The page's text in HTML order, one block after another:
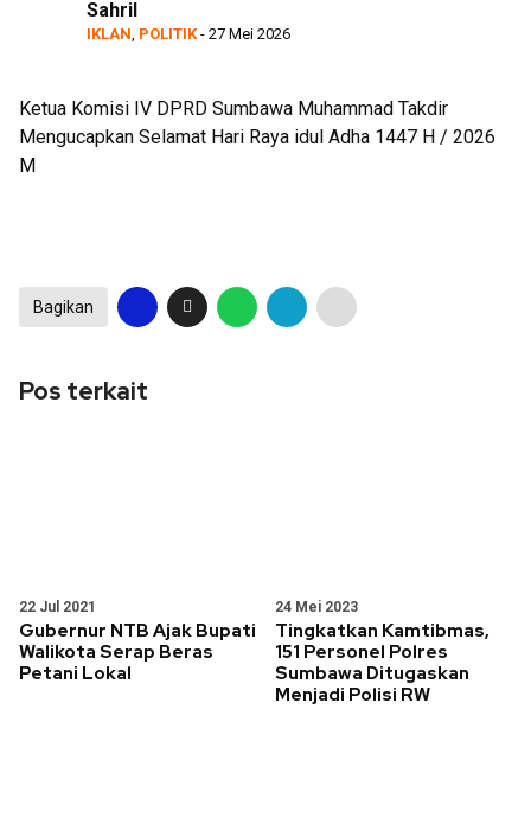
Sahril
IKLAN POLITIK - 27 Mei 2026
Ketua Komisi IV DPRD Sumbawa Muhammad Takdir
Mengucapkan Selamat Hari Raya idul Adha 1447 H / 2026
M
Bagikan
Pos terkait
22 Jul 2021
Gubernur NTB Ajak Bupati
Walikota Serap Beras
Petani Lokal
24 Mei 2023
Tingkatkan Kamtibmas,
151 Personel Polres
Sumbawa Ditugaskan
Menjadi Polisi RW